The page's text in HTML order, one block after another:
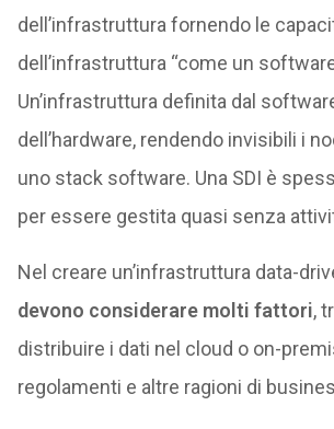
dell’infrastruttura fornendo le
dell’infrastruttura “come un
Un’infrastruttura definita dal
dell’hardware, rendendo invisibili i
uno stack software. Una SDI è
per essere gestita quasi senza
Nel creare un’infrastruttura data-
devono considerare molti fattori,
distribuire i dati nel cloud o on-
regolamenti e altre ragioni di